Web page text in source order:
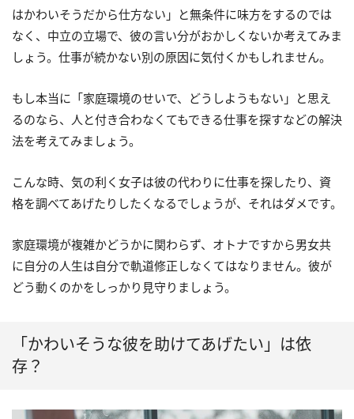
はかわいそうだから仕方ない」と無条件に味方をするのでは
なく、中立の立場で、彼の言い分がおかしくないか考えてみま
しょう。仕事が続かない別の原因に気付くかもしれません。
もし本当に「家庭環境のせいで、どうしようもない」と思え
るのなら、人と付き合わなくてもできる仕事を探すなどの解決
法を考えてみましょう。
こんな時、気の利く女子は彼の代わりに仕事を探したり、資
格を調べてあげたりしたくなるでしょうが、それはダメです。
家庭環境が複雑かどうかに関わらず、オトナですから男女共
に自分の人生は自分で軌道修正しなくてはなりません。彼が
どう動くのかをしっかり見守りましょう。
「かわいそうな彼を助けてあげたい」は依
存？